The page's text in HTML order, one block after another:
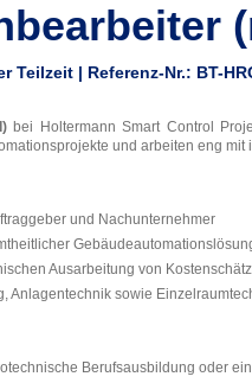
Teilzeit | Referenz-Nr.: BT-
bei Holtermann Smart Control
und arbeiten eng
und Nachunternehmer
Ausarbeitung von
Anlagentechnik sowie
Berufsausbildung oder